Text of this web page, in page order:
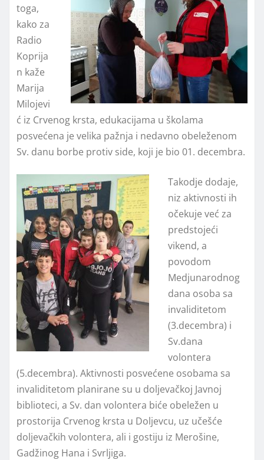
toga,
kako za
Radio
Koprija
n kaže
Marija
Milojevi
ć iz Crvenog krsta, edukacijama u školama
posvećena je velika pažnja i nedavno obeleženom
Sv. danu borbe protiv side, koji je bio 01. decembra.
Takodje dodaje,
niz aktivnosti ih
očekuje već za
predstojeći
vikend, a
povodom
Medjunarodnog
dana osoba sa
invaliditetom
(3.decembra) i
Sv.dana
volontera
(5.decembra). Aktivnosti posvećene osobama sa
invaliditetom planirane su u doljevačkoj Javnoj
biblioteci, a Sv. dan volontera biće obeležen u
prostorija Crvenog krsta u Doljevcu, uz učešće
doljevačkih volontera, ali i gostiju iz Merošine,
Gadžinog Hana i Svrljiga.